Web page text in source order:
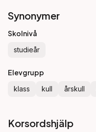
Synonymer
Skolnivå
studieår
Elevgrupp
klass kull årskull
Korsordshjälp